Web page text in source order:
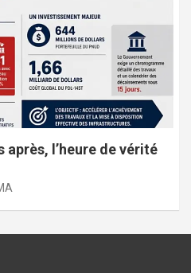
après, l’heure de vérité